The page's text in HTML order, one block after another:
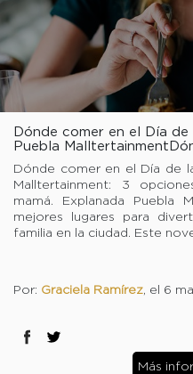
Dónde comer en el Día
Puebla
Madres en Explanada
Dónde comer en el Día de
Malltertainment: 3
mamá. Explanada Puebla
mejores lugares para
familia en la ciudad. Este
Por: Graciela Ramírez, el 6
Más